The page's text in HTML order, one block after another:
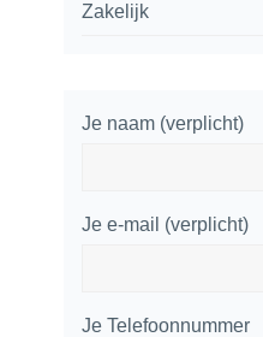
Zakelijk
Je naam (verplicht)
Je e-mail (verplicht)
Je Telefoonnummer